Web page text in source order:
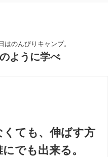
のんびりキャンプ。
ように学べ
ても、伸ばす方
でも出来る。